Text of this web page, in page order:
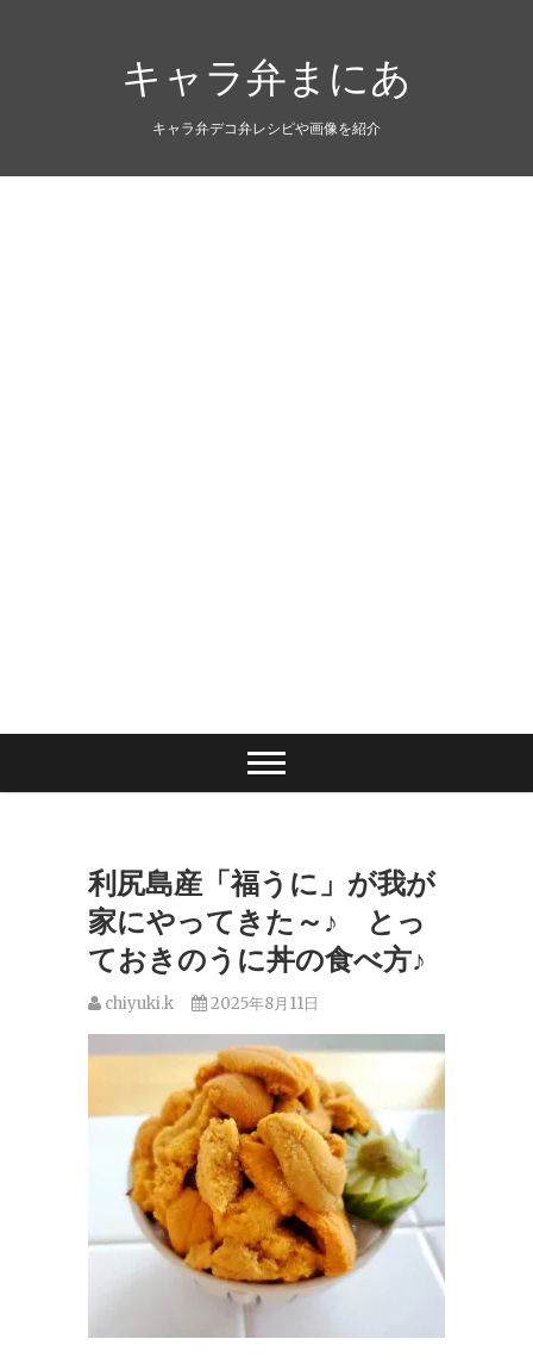
キャラ弁まにあ
キャラ弁デコ弁レシピや画像を紹介
利尻島産「福うに」が我が
家にやってきた～♪ とっ
ておきのうに丼の食べ方♪
chiyuki.k 2025年8月11日